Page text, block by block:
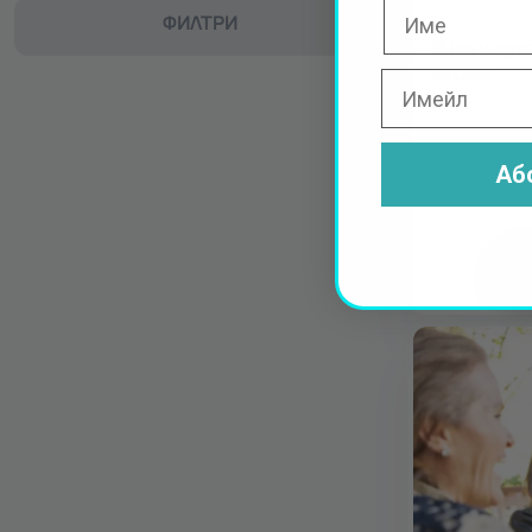
ФИЛТРИ
Винена
Estate